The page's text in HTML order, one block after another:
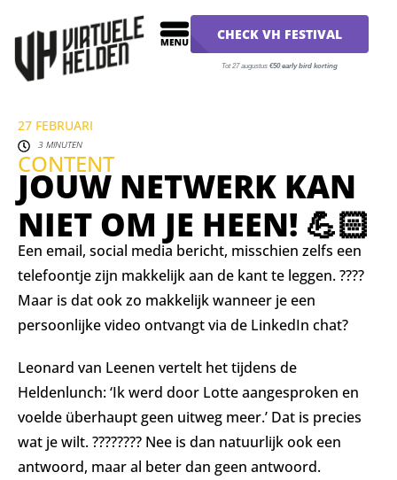
CHECK VH FESTIVAL
Tot 27 augustus€50 early bird korting
27 FEBRUARI
3 MINUTEN
CONTENT
JOUW NETWERK KAN
NIET OM JE HEEN! ⁣⁣💪🏻
Een email, social media bericht, misschien zelfs een
telefoontje zijn makkelijk aan de kant te leggen. ????
Maar is dat ook zo makkelijk wanneer je een
persoonlijke video ontvangt via de LinkedIn chat?⁣⁣
Leonard van Leenen vertelt het tijdens de
Heldenlunch: ‘Ik werd door Lotte aangesproken en
voelde überhaupt geen uitweg meer.’ Dat is precies
wat je wilt. ???????? Nee is dan natuurlijk ook een
antwoord, maar al beter dan geen antwoord.⁣⁣ ⁣⁣